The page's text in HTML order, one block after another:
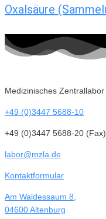
Oxalsäure
Medizinisches
+49 (0)3447 5688-10
+49 (0)3447 5688-20 (Fax)
labor@mzla.de
Kontaktformular
Am Waldessaum 8,
04600 Altenburg